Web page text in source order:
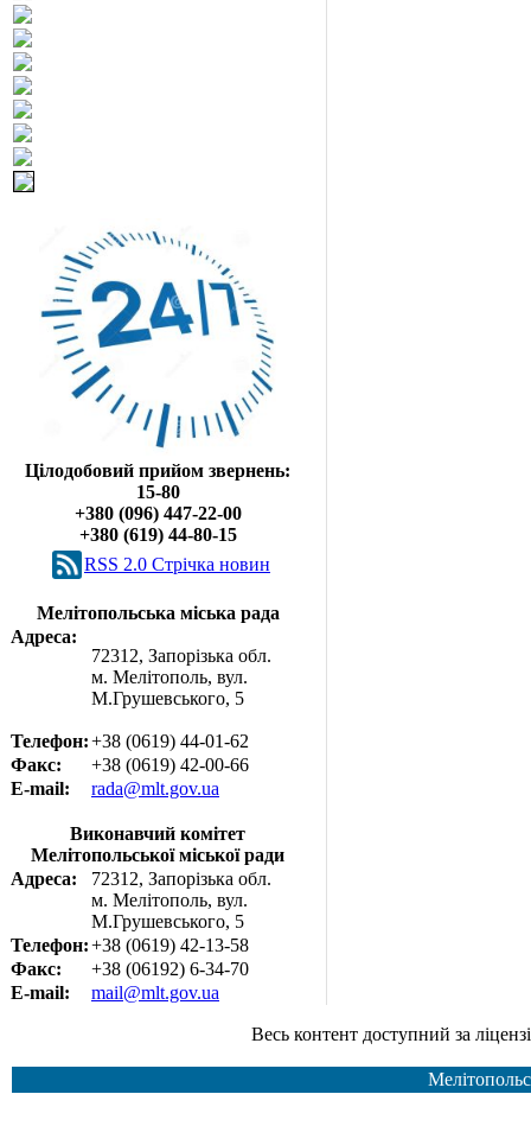
Цілодобовий прийом звернень:
15-80
+380 (096) 447-22-00
+380 (619) 44-80-15
RSS 2.0 Cтрічка новин
Мелітопольська міська рада
Адреса:
72312, Запорізька обл.
м. Мелітополь, вул.
М.Грушевського, 5
Телефон:+38 (0619) 44-01-62
Факс:
+38 (0619) 42-00-66
E-mail:
rada@mlt.gov.ua
Виконавчий комітет
Мелітопольської міської ради
Адреса:
72312, Запорізька обл.
м. Мелітополь, вул.
М.Грушевського, 5
Телефон:+38 (0619) 42-13-58
Факс:
+38 (06192) 6-34-70
E-mail:
mail@mlt.gov.ua
Весь контент доступний за ліцензією Creative